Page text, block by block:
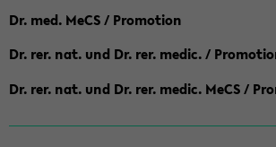
Dr. med. MeCS / Promotion
Dr. rer. nat. und Dr. rer. medic. /
Dr. rer. nat. und Dr. rer. medic. MeCS /